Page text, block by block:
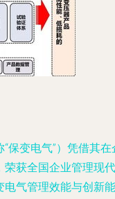
保变电气”）凭借其在
荣获全国企业管理现代
电气管理效能与创新能